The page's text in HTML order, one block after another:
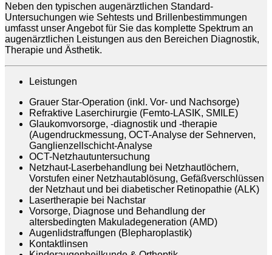
Neben den typischen augenärztlichen Standard-
Untersuchungen wie Sehtests und Brillenbestimmungen
umfasst unser Angebot für Sie das komplette Spektrum an
augenärztlichen Leistungen aus den Bereichen Diagnostik,
Therapie und Ästhetik.
Leistungen
Grauer Star-Operation (inkl. Vor- und Nachsorge)
Refraktive Laserchirurgie (Femto-LASIK, SMILE)
Glaukomvorsorge, -diagnostik und -therapie
(Augendruckmessung, OCT-Analyse der Sehnerven,
Ganglienzellschicht-Analyse
OCT-Netzhautuntersuchung
Netzhaut-Laserbehandlung bei Netzhautlöchern,
Vorstufen einer Netzhautablösung, Gefäßverschlüssen
der Netzhaut und bei diabetischer Retinopathie (ALK)
Lasertherapie bei Nachstar
Vorsorge, Diagnose und Behandlung der
altersbedingten Makuladegeneration (AMD)
Augenlidstraffungen (Blepharoplastik)
Kontaktlinsen